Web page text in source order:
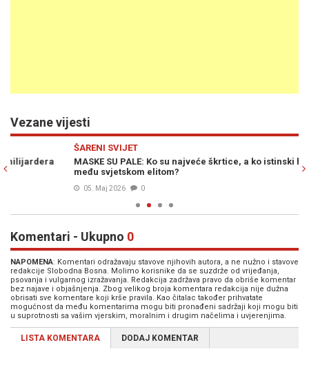
Vezane vijesti
ŠARENI SVIJET
MASKE SU PALE: Ko su najveće škrtice, a ko istinski humanitarci
među svjetskom elitom?
0
Komentari - Ukupno 0
NAPOMENA: Komentari odražavaju stavove njihovih autora, a ne nužno i stavove
redakcije Slobodna Bosna. Molimo korisnike da se suzdrže od vrijeđanja,
psovanja i vulgarnog izražavanja. Redakcija zadržava pravo da obriše komentar
bez najave i objašnjenja. Zbog velikog broja komentara redakcija nije dužna
obrisati sve komentare koji krše pravila. Kao čitalac također prihvatate
mogućnost da među komentarima mogu biti pronađeni sadržaji koji mogu biti
u suprotnosti sa vašim vjerskim, moralnim i drugim načelima i uvjerenjima.
LISTA KOMENTARA DODAJ KOMENTAR